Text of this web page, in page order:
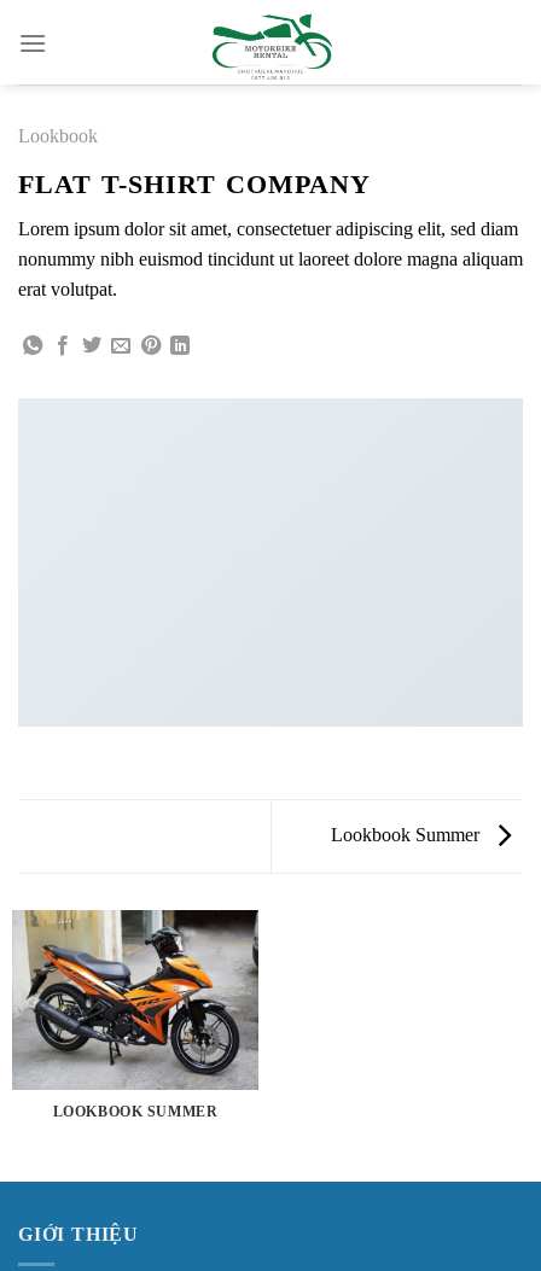
Lookbook
FLAT T-SHIRT COMPANY
Lorem ipsum dolor sit amet, consectetuer adipiscing elit, sed diam
nonummy nibh euismod tincidunt ut laoreet dolore magna aliquam
erat volutpat.
Lookbook Summer
LOOKBOOK SUMMER
GIỚI THIỆU